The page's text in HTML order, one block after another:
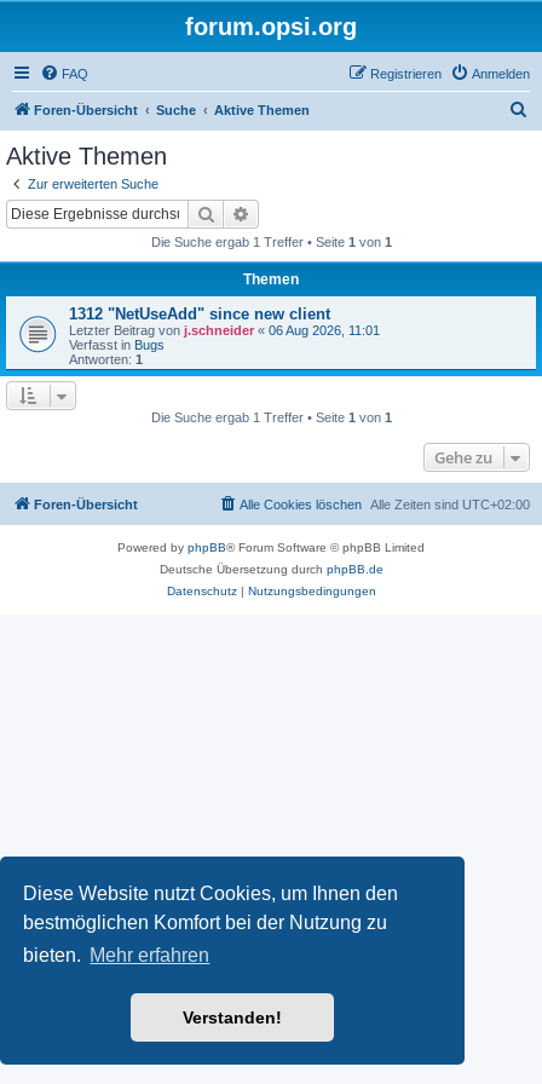
Diese Website nutzt Cookies, um Ihnen den
bestmöglichen Komfort bei der Nutzung zu
bieten. Mehr erfahren
Verstanden!
forum.opsi.org
FAQ Anmelden
Registrieren
Foren-Übersicht Suche Aktive Themen
Aktive Themen
Zur erweiterten Suche
Suche
Die Suche ergab 1 Treffer • Seite 1 von 1
Themen
1312 "NetUseAdd" since new client
Letzter Beitrag von j.schneider « 06 Aug 2026, 11:01
Verfasst in Bugs
Antworten: 1
Die Suche ergab 1 Treffer • Seite 1 von 1
Gehe zu
Foren-Übersicht Alle Zeiten sind UTC+02:00
Alle Cookies löschen
Powered by phpBB® Forum Software © phpBB Limited
Deutsche Übersetzung durch phpBB.de
Datenschutz| Nutzungsbedingungen